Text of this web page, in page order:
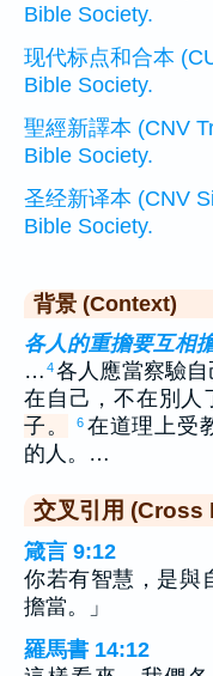
Bible Society.
现代标点和合本
Bible Society.
聖經新譯本 (CNV
Bible Society.
圣经新译本 (CNV
Bible Society.
背景 (Context)
各人的重擔要互相
… 4各人應當察驗
在自己，不在別人
子。
6 在道理上受
的人。…
交叉引用 (Cross
箴言 9:12
你若有智慧，是與
擔當。」
羅馬書 14:12